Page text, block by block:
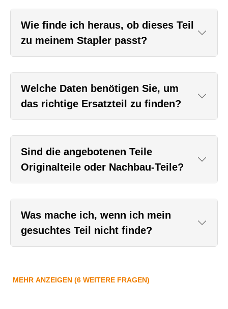
Wie finde ich heraus, ob dieses Teil
zu meinem Stapler passt?
Welche Daten benötigen Sie, um
das richtige Ersatzteil zu finden?
Sind die angebotenen Teile
Originalteile oder Nachbau-Teile?
Was mache ich, wenn ich mein
gesuchtes Teil nicht finde?
MEHR ANZEIGEN (6 WEITERE FRAGEN)